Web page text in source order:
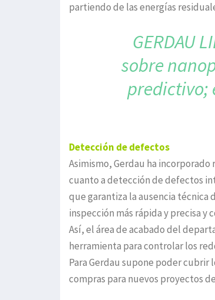
partiendo de las energías
GERDAU
sobre
predictivo;
Detección de defectos
Asimismo, Gerdau ha
cuanto a detección de defectos
que garantiza la ausencia técnica
inspección más rápida y precisa y
Así, el área de acabado del
herramienta para controlar los
Para Gerdau supone poder
compras para nuevos proyectos